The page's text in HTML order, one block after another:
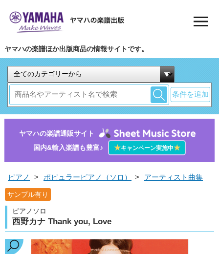
ヤマハの楽譜ほか出版商品の情報サイトです。
条件を追加
ヤマハの楽譜通販サイト
国内&輸入楽譜も豊富♪
★キャンペーン実施中★
ピアノ > ポピュラーピアノ（ソロ） > アーティスト曲集
サンプル有り
ピアノソロ
西野カナ Thank you, Love